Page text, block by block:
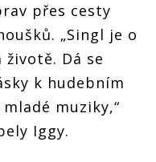
přes cesty
„Singl je o
Dá se
k hudebním
muziky,“
Iggy.